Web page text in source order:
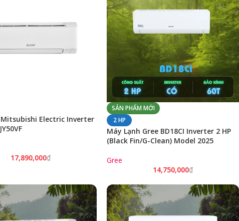
Electric Inverter
17,890,000₫
SẢN PHẨM MỚI
2 HP
Máy Lạnh Gree BD18CI Inverter 2 HP
(Black Fin/G-Clean) Model 2025
Gree
14,750,000₫